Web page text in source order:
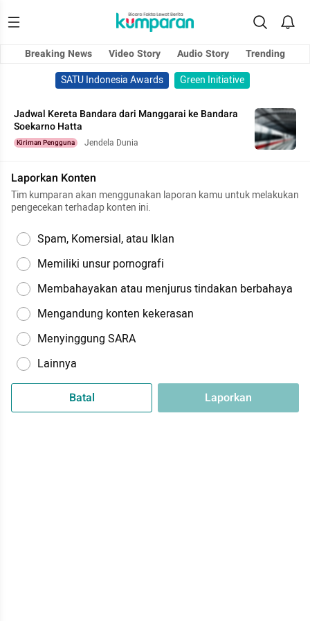
Breaking News Video Story Audio Story
Trending
SATU Indonesia Awards
Green Initiative
Jadwal Kereta Bandara dari Manggarai ke Bandara
Soekarno Hatta
Kiriman Pengguna Jendela Dunia
Laporkan Konten
Tim kumparan akan menggunakan laporan kamu untuk melakukan
pengecekan terhadap konten ini.
Spam, Komersial, atau Iklan
Memiliki unsur pornografi
Membahayakan atau menjurus tindakan berbahaya
Mengandung konten kekerasan
Menyinggung SARA
Lainnya
Batal Laporkan